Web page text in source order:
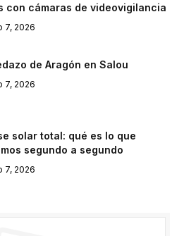
con cámaras de videovigilancia
7, 2026
de Aragón en Salou
7, 2026
solar total: qué es lo que
segundo a segundo
7, 2026